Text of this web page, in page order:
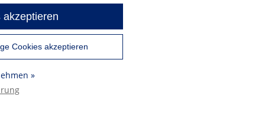
akzeptieren
Cookies akzeptieren
»